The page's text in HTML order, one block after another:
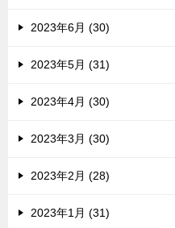
2023年6月 (30)
2023年5月 (31)
2023年4月 (30)
2023年3月 (30)
2023年2月 (28)
2023年1月 (31)